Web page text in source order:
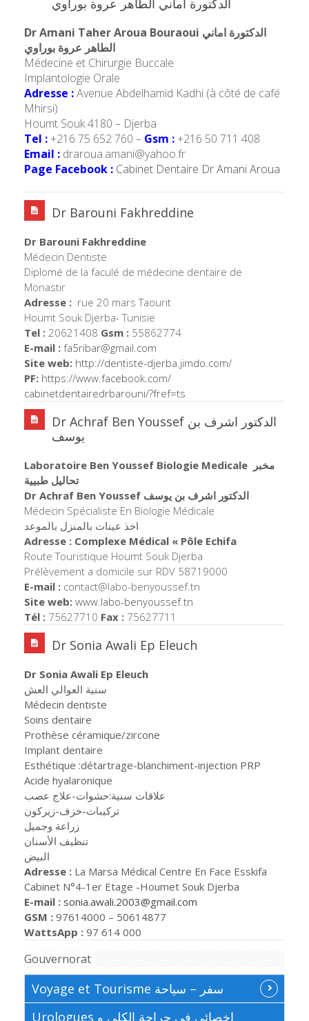
Dr Amani Taher Aroua Bouraoui الدكتورة اماني
الطاهر عروة بوراوي
Médecine et Chirurgie Buccale
Implantologie Orale
Adresse :Avenue Abdelhamid Kadhi (à côté de café
Mhirsi)
Houmt Souk 4180 – Djerba
Tel :+216 75 652 760 – Gsm :+216 50 711 408
Email : draroua.amani@yahoo.fr
Page Facebook : Cabinet Dentaire Dr Amani Aroua
Dr Barouni Fakhreddine
Dr Barouni Fakhreddine
Médecin Dentiste
Diplomé de la faculé de médecine dentaire de
Monastir
Adresse : rue 20 mars Taourit
Houmt Souk Djerba- Tunisie
Tel : 20621408 Gsm : 55862774
E-mail : fa5ribar@gmail.com
Site web: http://dentiste-djerba. jimdo.com/
PF: https://www.facebook.com/
cabinetdentairedrbarouni/?fref=ts
Dr Achraf Ben Youssef الدكتور اشرف بن
يوسف
Laboratoire Ben Youssef Biologie Medicale مخبر
تحاليل طبيية
Dr Achraf Ben Youssef الدكتور اشرف بن يوسف
Médecin Spécialiste En Biologie Médicale
اخذ عينات بالمنزل بالموعد
Adresse : Complexe Médical « Pôle Echifa
Route Touristique Houmt Souk Djerba
Prélèvement a domicile sur RDV 58719000
E-mail : contact@labo-benyoussef.tn
Site web: www.labo-benyoussef.tn
Tél : 75627710 Fax : 75627711
Dr Sonia Awali Ep Eleuch
Dr Sonia Awali Ep Eleuch
سنية العوالي العش
Médecin dentiste
Soins dentaire
Prothèse céramique/zircone
Implant dentaire
Esthétique :détartrage-blanchiment-injection PRP
Acide hyalaronique
علاقات سنية:حشوات-علاج عصب
تركيبات-خزف-زيركون
زراعة وجميل
تنظيف الأسنان
البيض
Adresse : La Marsa Médical Centre En Face Esskifa
Cabinet N°4-1er Etage -Houmet Souk Djerba
E-mail : sonia.awali.2003@gmail.com
GSM : 97614000 – 50614877
WattsApp : 97 614 000
Gouvernorat
Voyage et Tourisme سفر – سياحة
Urologues اخصائي في جراحة الكلى و